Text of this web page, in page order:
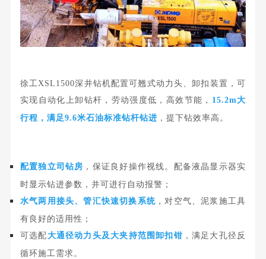
徐工XSL1500深井钻机配置可翘式动力头、卸扣装置，可
实现自动化上卸钻杆，劳动强度低，高效节能， 15.2m大
行程，满足9.6米石油标准钻杆钻进 ，提下钻效率高。
配置独立司钻房 ，保证良好操作视线。配备液晶显示器实
时显示钻进参数，并可进行自动报警；
水气两用接头、管汇快速切换系统 ，对空气、泥浆施工具
有良好的适用性；
可选配 大通径动力头及大夹持范围卸扣钳，满足大孔径反
循环施工需求。